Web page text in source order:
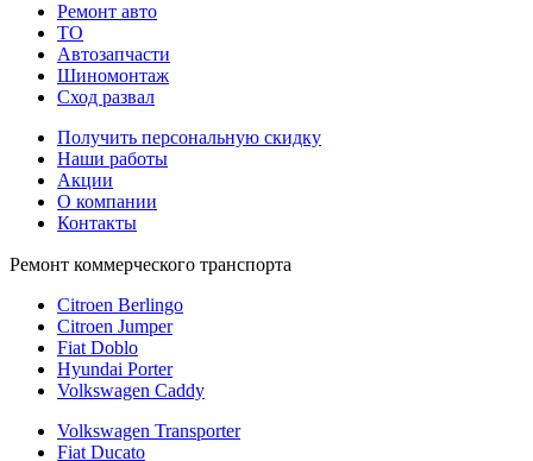
Ремонт авто
TO
Автозапчасти
Шиномонтаж
Сход развал
Получить персональную скидку
Наши работы
Акции
О компании
Контакты
Ремонт коммерческого транспорта
Citroen Berlingo
Citroen Jumper
Fiat Doblo
Hyundai Porter
Volkswagen Caddy
Volkswagen Transporter
Fiat Ducato